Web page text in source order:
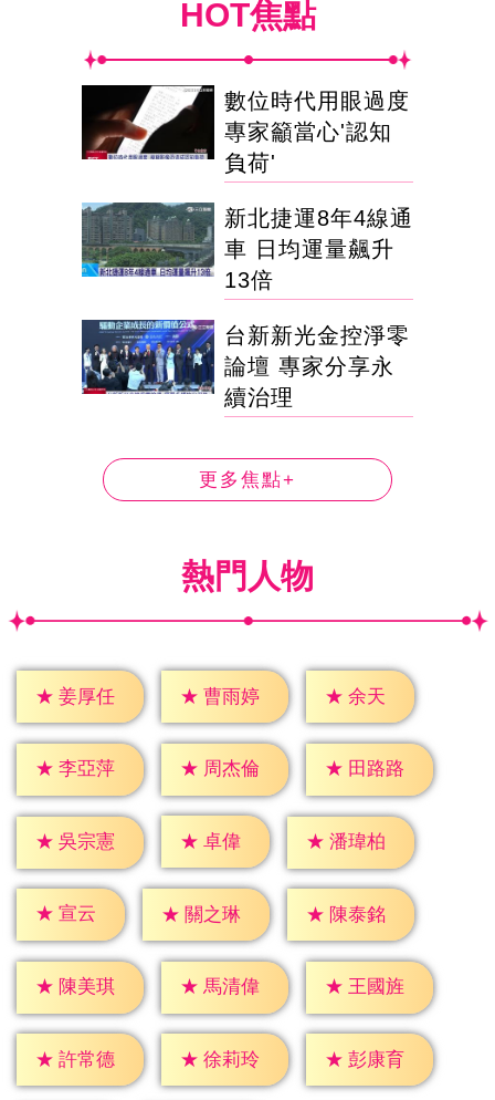
HOT焦點
數位時代用眼過度
專家籲當心'認知
負荷'
新北捷運8年4線通
車 日均運量飆升
13倍
台新新光金控淨零
論壇 專家分享永
續治理
更多焦點+
熱門人物
★ 姜厚任 ★ 曹雨婷 ★ 余天
★ 李亞萍 ★ 周杰倫 ★ 田路路
★ 吳宗憲 ★ 卓偉 ★ 潘瑋柏
★ 宣云 ★ 關之琳 ★ 陳泰銘
★ 陳美琪 ★ 馬清偉 ★ 王國旌
★ 許常德 ★ 徐莉玲 ★ 彭康育